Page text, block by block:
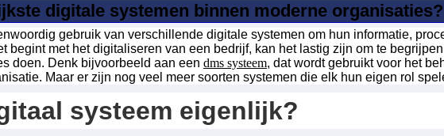
digitale systemen binnen moderne organisaties?
gebruik van verschillende digitale systemen om hun informatie,
begint met het digitaliseren van een bedrijf, kan het lastig zijn om te
doen. Denk bijvoorbeeld aan een dms systeem, dat wordt gebruikt voor het
Maar er zijn nog veel meer soorten systemen die elk hun eigen rol
systeem eigenlijk?